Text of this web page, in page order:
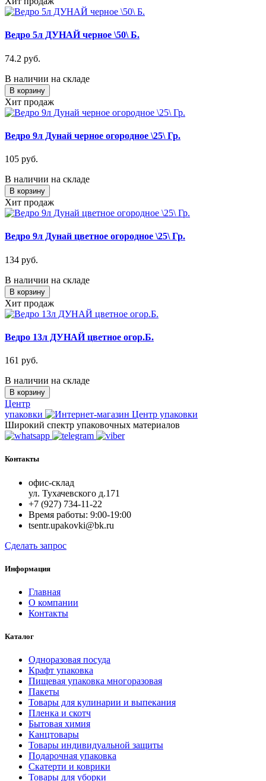
Ведро 5л ДУНАЙ черное \50\ Б.
74.2 руб.
В наличии на складе
В корзину
Хит продаж
Ведро 9л Дунай черное огородное \25\ Гр.
105 руб.
В наличии на складе
В корзину
Хит продаж
Ведро 9л Дунай цветное огородное \25\ Гр.
134 руб.
В наличии на складе
В корзину
Хит продаж
Ведро 13л ДУНАЙ цветное огор.Б.
161 руб.
В наличии на складе
В корзину
Центр
упаковки
Широкий спектр упаковочных материалов
Контакты
офис-склад
ул. Тухачевского д.171
+7 (927) 734-11-22
Время работы: 9:00-19:00
tsentr.upakovki@bk.ru
Сделать запрос
Информация
Главная
О компании
Контакты
Каталог
Одноразовая посуда
Крафт упаковка
Пищевая упаковка многоразовая
Пакеты
Товары для кулинарии и выпекания
Пленка и скотч
Бытовая химия
Канцтовары
Товары индивидуальной защиты
Подарочная упаковка
Скатерти и коврики
Товары для уборки